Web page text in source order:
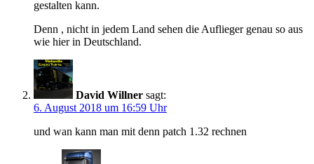
gestalten kann.
Denn , nicht in jedem Land sehen die Auflieger genau so aus
wie hier in Deutschland.
David Willner sagt:
6. August 2018 um 16:59 Uhr
und wan kann man mit denn patch 1.32 rechnen